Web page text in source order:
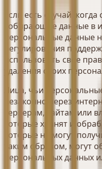
Если есть случай,
собирающие данные в
персональные данные
регулирования
использовать свое
удаления своих
Лица, чьи
незаконно через
серверам, сайтам или
которые хранят и
которые не могут
таким образом, могут
персональных данных